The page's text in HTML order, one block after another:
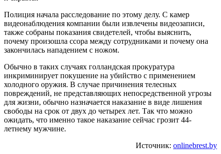
Полиция начала расследование по этому делу. С камер
видеонаблюдения компании были извлечены видеозаписи,
также собраны показания свидетелей, чтобы выяснить,
почему произошла ссора между сотрудниками и почему она
закончилась нападением с ножом.
Обычно в таких случаях голландская прокуратура
инкриминирует покушение на убийство с применением
холодного оружия. В случае причинения телесных
повреждений, не представляющих непосредственной угрозы
для жизни, обычно назначается наказание в виде лишения
свободы на срок от двух до четырех лет. Так что можно
ожидать, что именно такое наказание сейчас грозит 44-
летнему мужчине.
Источник: onlinebrest.by